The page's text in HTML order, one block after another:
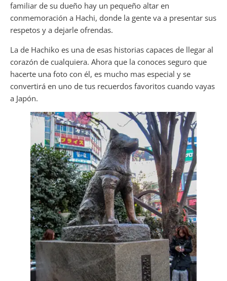
familiar de su dueño hay un pequeño altar en
conmemoración a Hachi, donde la gente va a presentar sus
respetos y a dejarle ofrendas.
La de Hachiko es una de esas historias capaces de llegar al
corazón de cualquiera. Ahora que la conoces seguro que
hacerte una foto con él, es mucho mas especial y se
convertirá en uno de tus recuerdos favoritos cuando vayas
a Japón.